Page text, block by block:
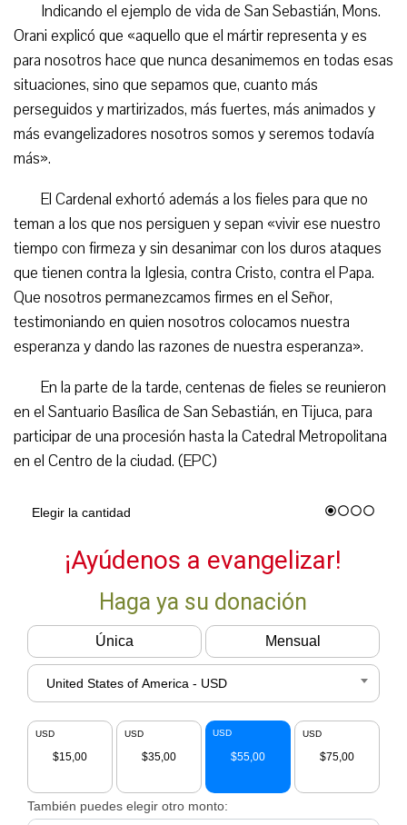
Indicando el ejemplo de vida de San Sebastián, Mons.
Orani explicó que «aquello que el mártir representa y es
para nosotros hace que nunca desanimemos en todas esas
situaciones, sino que sepamos que, cuanto más
perseguidos y martirizados, más fuertes, más animados y
más evangelizadores nosotros somos y seremos todavía
más».
El Cardenal exhortó además a los fieles para que no
teman a los que nos persiguen y sepan «vivir ese nuestro
tiempo con firmeza y sin desanimar con los duros ataques
que tienen contra la Iglesia, contra Cristo, contra el Papa.
Que nosotros permanezcamos firmes en el Señor,
testimoniando en quien nosotros colocamos nuestra
esperanza y dando las razones de nuestra esperanza».
En la parte de la tarde, centenas de fieles se reunieron
en el Santuario Basílica de San Sebastián, en Tijuca, para
participar de una procesión hasta la Catedral Metropolitana
en el Centro de la ciudad. (EPC)